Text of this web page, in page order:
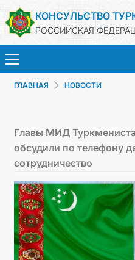
КОНСУЛЬСТВО
РОССИЙСКАЯ
ПРОДЛЕНИЕ
ГЛАВНАЯ НОВОСТИ
Главы МИД
обсудили по телефону
сотрудничество